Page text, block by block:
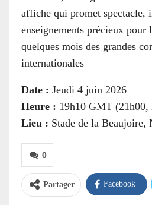
affiche qui promet spectacle,
enseignements précieux pour
quelques mois des grandes
internationales
Date : Jeudi 4 juin 2026
Heure : 19h10 GMT (21h00,
Lieu : Stade de la Beaujoire,
0
Partager Facebook